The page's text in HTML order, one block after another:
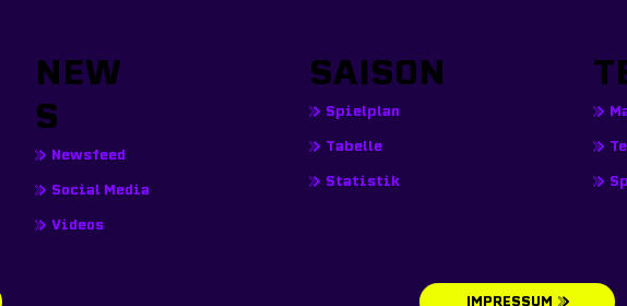
NEW
S
Newsfeed
Social Media
Videos
SAISON
Spielplan
Tabelle
Statistik
IMPRESSUM